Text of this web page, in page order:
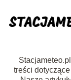
treści